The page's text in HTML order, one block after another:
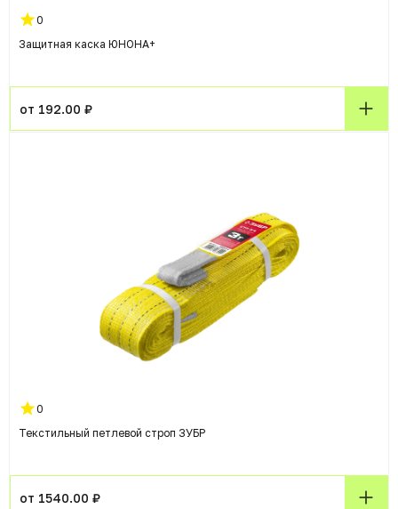
0
Защитная каска ЮНОНА+
от 192.00 ₽
0
Текстильный петлевой строп ЗУБР
от 1540.00 ₽